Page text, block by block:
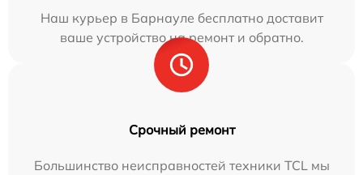
Наш курьер в Барнауле бесплатно доставит
ваше устройство на ремонт и обратно.
Срочный ремонт
Большинство неисправностей техники TCL мы